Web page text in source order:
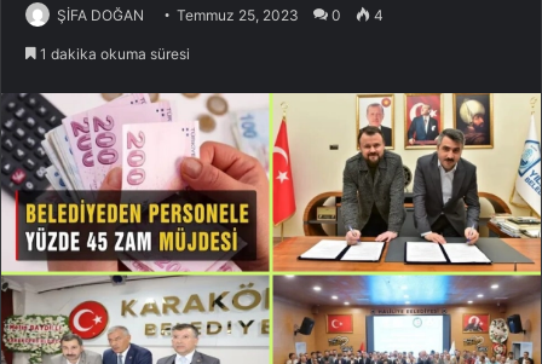
ŞİFA DOĞAN Temmuz 25, 2023 0 4
1 dakika okuma süresi